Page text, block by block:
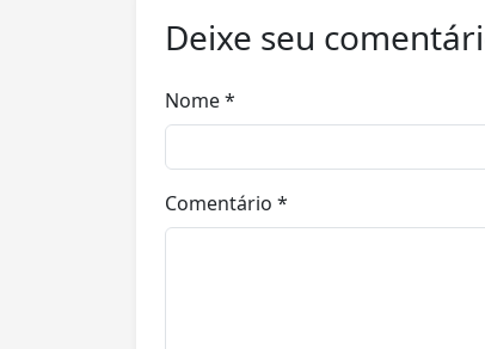
Deixe seu
Nome *
Comentário *